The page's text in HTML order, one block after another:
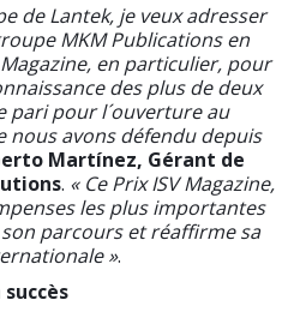
de Lantek, je veux adresser
MKM Publications en
en particulier, pour
des plus de deux
pari pour l´ouverture au
avons défendu depuis
Martínez, Gérant de
. « Ce Prix ISV Magazine,
les plus importantes
parcours et réaffirme sa
».